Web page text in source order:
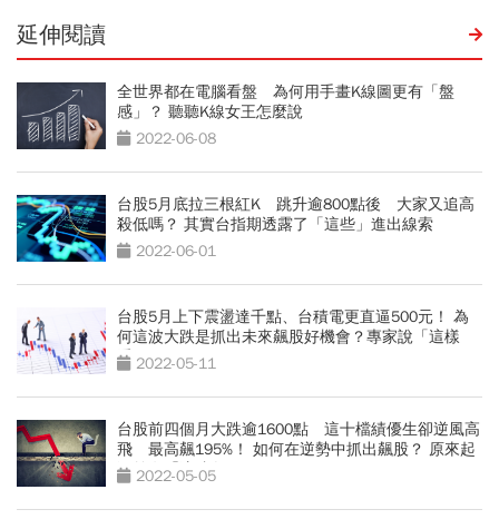
延伸閱讀
全世界都在電腦看盤 為何用手畫K線圖更有「盤
感」？ 聽聽K線女王怎麼說
2022-06-08
台股5月底拉三根紅K 跳升逾800點後 大家又追高
殺低嗎？ 其實台指期透露了「這些」進出線索
2022-06-01
台股5月上下震盪達千點、台積電更直逼500元！ 為
何這波大跌是抓出未來飆股好機會？專家說「這樣
看」2022-05-11
台股前四個月大跌逾1600點 這十檔績優生卻逆風高
飛 最高飆195%！ 如何在逆勢中抓出飆股？ 原來起
漲前有「這跡象」
2022-05-05